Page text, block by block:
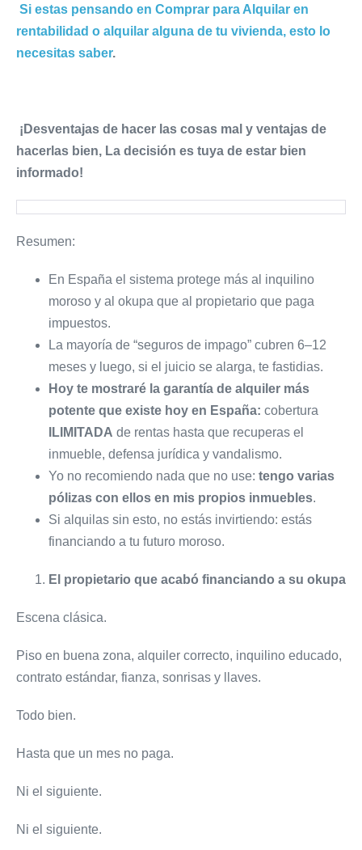
Si estas pensando en Comprar para Alquilar en
rentabilidad o alquilar alguna de tu vivienda, esto lo
necesitas saber.
¡Desventajas de hacer las cosas mal y ventajas de
hacerlas bien, La decisión es tuya de estar bien
informado!
Resumen:
En España el sistema protege más al inquilino
moroso y al okupa que al propietario que paga
impuestos.
La mayoría de “seguros de impago” cubren 6–12
meses y luego, si el juicio se alarga, te fastidias.
Hoy te mostraré la garantía de alquiler más
potente que existe hoy en España: cobertura
ILIMITADA de rentas hasta que recuperas el
inmueble, defensa jurídica y vandalismo.
Yo no recomiendo nada que no use: tengo varias
pólizas con ellos en mis propios inmuebles.
Si alquilas sin esto, no estás invirtiendo: estás
financiando a tu futuro moroso.
El propietario que acabó financiando a su okupa
Escena clásica.
Piso en buena zona, alquiler correcto, inquilino educado,
contrato estándar, fianza, sonrisas y llaves.
Todo bien.
Hasta que un mes no paga.
Ni el siguiente.
Ni el siguiente.